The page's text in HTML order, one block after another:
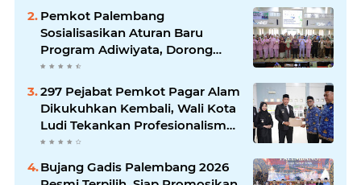
Pemkot Palembang
Sosialisasikan Aturan Baru
Program Adiwiyata, Dorong
Sekolah Peduli Lingkungan
297 Pejabat Pemkot Pagar Alam
Dikukuhkan Kembali, Wali Kota
Ludi Tekankan Profesionalisme
ASN
Bujang Gadis Palembang 2026